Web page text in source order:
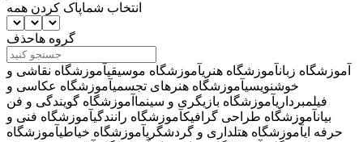
انتخاب شماپاک کردن همه
گروه هاحذف
آموزشگاه زبانآموزشگاه هنریآموزشگاه موسیقیآموزشگاه نقاشی و
خوشنویسیآموزشگاه هنرهای تجسمیآموزشگاه عکاسی و
فیلمبرداریآموزشگاه بازیگری و سینما آموزشگاه گویندگی و فن
بیانآموزشگاه طراحی گرافیکآموزشگاه رانندگیآموزشگاه فنی و
حرفه ایآموزشگاه هتلداری و گردشگریآموزشگاه خیاطیآموزشگاه